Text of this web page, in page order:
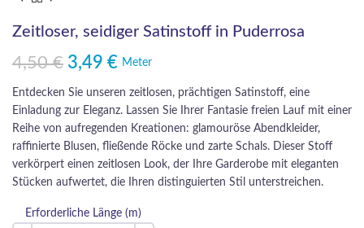
Zeitloser, seidiger Satinstoff in Puderrosa
4,50€
Ursprünglicher Preis war: 4,50 €
3,49 €
Aktueller Preis ist: 3,49 €.Meter
Entdecken Sie unseren zeitlosen, prächtigen Satinstoff, eine
Einladung zur Eleganz. Lassen Sie Ihrer Fantasie freien Lauf mit einer
Reihe von aufregenden Kreationen: glamouröse Abendkleider,
raffinierte Blusen, fließende Röcke und zarte Schals. Dieser Stoff
verkörpert einen zeitlosen Look, der Ihre Garderobe mit eleganten
Stücken aufwertet, die Ihren distinguierten Stil unterstreichen.
Erforderliche Länge (m)